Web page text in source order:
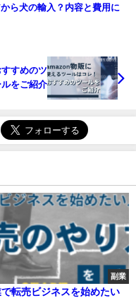
ら犬の輸入？内容と費用に
すめのツ
ルをご紹介
副業
転売ビジネスを始めたい